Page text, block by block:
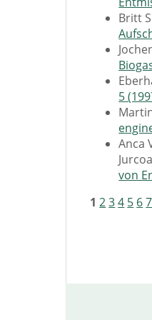
Britt
5
Anca
von
1 234 5 67